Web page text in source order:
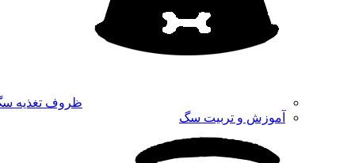
ظروف تغذیه
آموزش و تربیت سگ